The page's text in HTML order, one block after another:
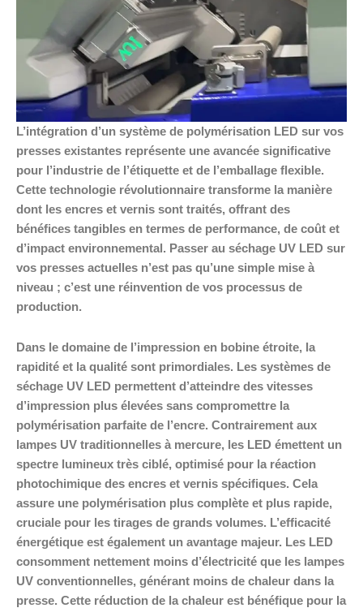
L’intégration d’un système de polymérisation LED sur vos
presses existantes représente une avancée significative
pour l’industrie de l’étiquette et de l’emballage flexible.
Cette technologie révolutionnaire transforme la manière
dont les encres et vernis sont traités, offrant des
bénéfices tangibles en termes de performance, de coût et
d’impact environnemental. Passer au séchage UV LED sur
vos presses actuelles n’est pas qu’une simple mise à
niveau ; c’est une réinvention de vos processus de
production.
Dans le domaine de l’impression en bobine étroite, la
rapidité et la qualité sont primordiales. Les systèmes de
séchage UV LED permettent d’atteindre des vitesses
d’impression plus élevées sans compromettre la
polymérisation parfaite de l’encre. Contrairement aux
lampes UV traditionnelles à mercure, les LED émettent un
spectre lumineux très ciblé, optimisé pour la réaction
photochimique des encres et vernis spécifiques. Cela
assure une polymérisation plus complète et plus rapide,
cruciale pour les tirages de grands volumes. L’efficacité
énergétique est également un avantage majeur. Les LED
consomment nettement moins d’électricité que les lampes
UV conventionnelles, générant moins de chaleur dans la
presse. Cette réduction de la chaleur est bénéfique pour la